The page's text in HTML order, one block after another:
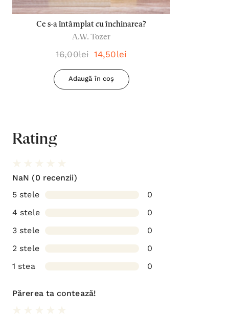
Ce s-a întâmplat cu închinarea?
A.W. Tozer
16,00lei 14,50lei
Adaugă în coș
Rating
NaN (0 recenzii)
5 stele
0
4 stele
0
3 stele
0
2 stele
0
1 stea
0
Părerea ta contează!